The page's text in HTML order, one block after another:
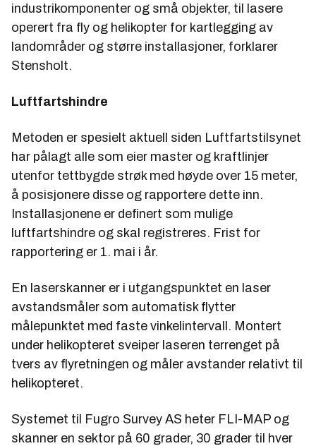
industrikomponenter og små objekter, til lasere
operert fra fly og helikopter for kartlegging av
landområder og større installasjoner, forklarer
Stensholt.
Luftfartshindre
Metoden er spesielt aktuell siden Luftfartstilsynet
har pålagt alle som eier master og kraftlinjer
utenfor tettbygde strøk med høyde over 15 meter,
å posisjonere disse og rapportere dette inn.
Installasjonene er definert som mulige
luftfartshindre og skal registreres. Frist for
rapportering er 1. mai i år.
En laserskanner er i utgangspunktet en laser
avstandsmåler som automatisk flytter
målepunktet med faste vinkelintervall. Montert
under helikopteret sveiper laseren terrenget på
tvers av flyretningen og måler avstander relativt til
helikopteret.
Systemet til Fugro Survey AS heter FLI-MAP og
skanner en sektor på 60 grader, 30 grader til hver